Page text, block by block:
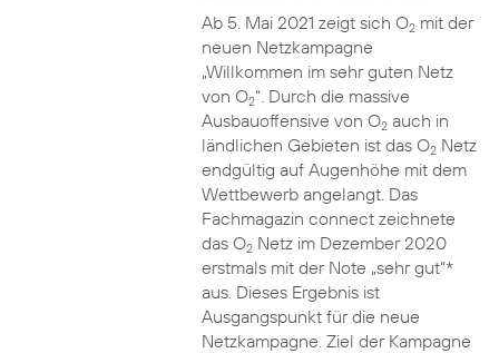
Ab 5. Mai 2021 zeigt sich O2mit der
neuen Netzkampagne
„Willkommen im sehr guten Netz
von O2“. Durch die massive
Ausbauoffensive von O2auch in
ländlichen Gebieten ist das O2Netz
endgültig auf Augenhöhe mit dem
Wettbewerb angelangt. Das
Fachmagazin connect zeichnete
das O2Netz im Dezember 2020
erstmals mit der Note „sehr gut“*
aus. Dieses Ergebnis ist
Ausgangspunkt für die neue
Netzkampagne. Ziel der Kampagne